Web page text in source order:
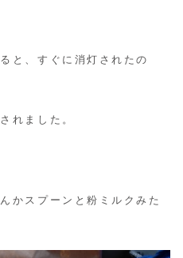
と、すぐに消灯されたの
れました。
かスプーンと粉ミルクみた